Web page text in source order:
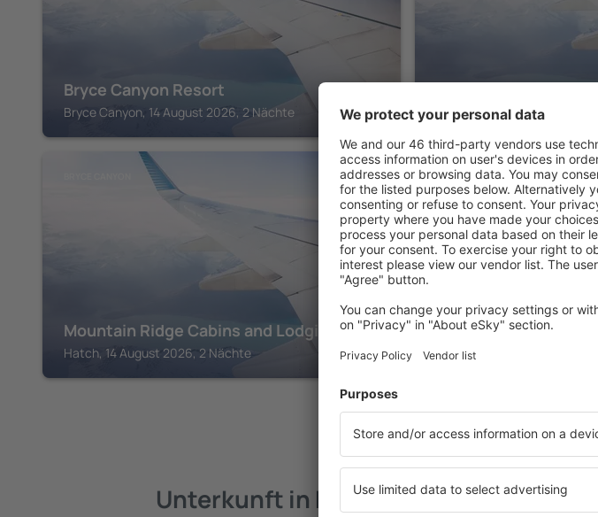
Bryce Canyon Resort
Bryce Canyon, 14 August 2026, 2 Nächte
Bryce Glamp And
Cannonville, 14 August 2026,
Mountain Ridge Cabins and Lodging
Hatch, 14 August 2026, 2 Nächte
BRYCE CANYON
Red Ledges
Tropic, 14 August 2026, 2
Mehr Angebote
Unterkunft in Bryce Canyon